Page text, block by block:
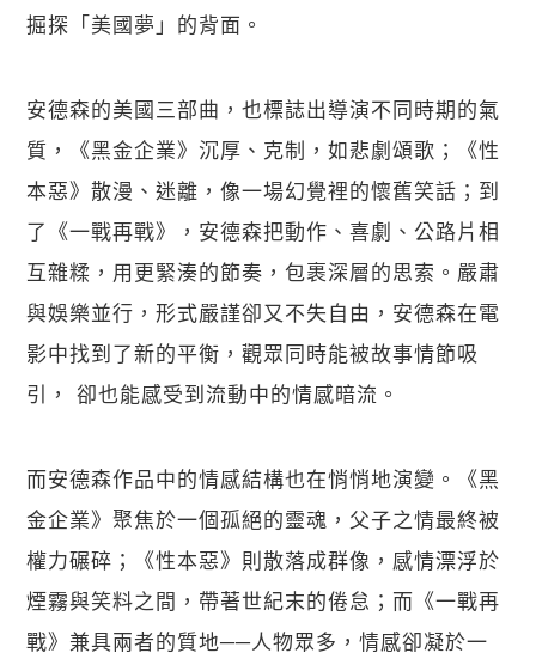
掘探「美國夢」的背面。
安德森的美國三部曲，也標誌出導演不同時期的氣
質，《黑金企業》沉厚、克制，如悲劇頌歌；《性
本惡》散漫、迷離，像一場幻覺裡的懷舊笑話；到
了《一戰再戰》，安德森把動作、喜劇、公路片相
互雜糅，用更緊湊的節奏，包裹深層的思索。嚴肅
與娛樂並行，形式嚴謹卻又不失自由，安德森在電
影中找到了新的平衡，觀眾同時能被故事情節吸
引， 卻也能感受到流動中的情感暗流。
而安德森作品中的情感結構也在悄悄地演變。《黑
金企業》聚焦於一個孤絕的靈魂，父子之情最終被
權力碾碎；《性本惡》則散落成群像，感情漂浮於
煙霧與笑料之間，帶著世紀末的倦怠；而《一戰再
戰》兼具兩者的質地──人物眾多，情感卻凝於一